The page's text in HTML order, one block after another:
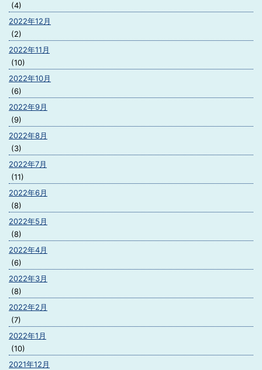
(4)
2022年12月
(2)
2022年11月
(10)
2022年10月
(6)
2022年9月
(9)
2022年8月
(3)
2022年7月
(11)
2022年6月
(8)
2022年5月
(8)
2022年4月
(6)
2022年3月
(8)
2022年2月
(7)
2022年1月
(10)
2021年12月